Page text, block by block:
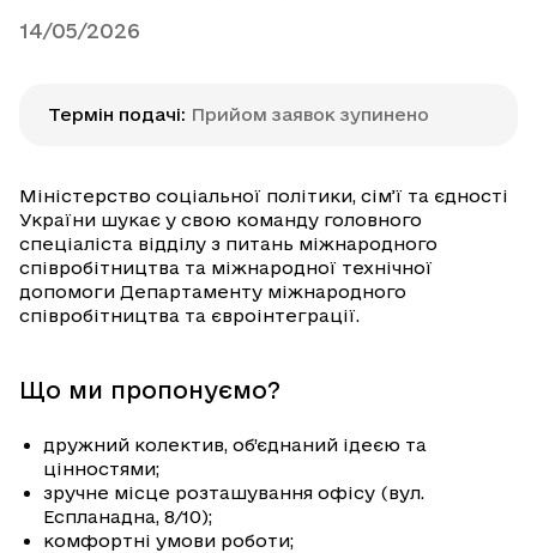
14/05/2026
Термін подачі: Прийом заявок зупинено
Міністерство соціальної політики, сім’ї та єдності
України шукає у свою команду головного
спеціаліста відділу з питань міжнародного
співробітництва та міжнародної технічної
допомоги Департаменту міжнародного
співробітництва та євроінтеграції.
Що ми пропонуємо?
дружний колектив, об’єднаний ідеєю та
цінностями;
зручне місце розташування офісу (вул.
Еспланадна, 8/10);
комфортні умови роботи;